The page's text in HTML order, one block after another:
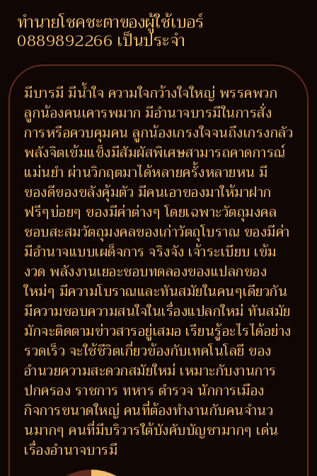
ทำนายโชคชะตาของผู้ใช้เบอร์
0889892266 เป็นประจำ
มีบารมี มีน้ำใจ ความใจกว้างใจใหญ่ พรรคพวก
ลูกน้องคนเคารพมาก มีอำนาจบารมีในการสั่ง
การหรือควบคุมคน ลูกน้องเกรงใจจนถึงเกรงกลัว
พลังจิตเข้มแข็งมีสัมผัสพิเศษสามารถคาดการณ์
แม่นยำ ผ่านวิกฤตมาได้หลายครั้งหลายหน มี
ของดีของขลังคุ้มตัว มีคนเอาของมาให้มาฝาก
ฟรีๆบ่อยๆ ของมีค่าต่างๆ โดยเฉพาะวัตถุมงคล
ชอบสะสมวัตถุมงคลของเก่าวัตถุโบราณ ของมีค่า
มีอำนาจแบบเผด็จการ จริงจัง เจ้าระเบียบ เข้ม
งวด พลังงานเยอะชอบทดลองของแปลกของ
ใหม่ๆ มีความโบราณและทันสมัยในคนๆเดียวกัน
มีความชอบความสนใจในเรื่องแปลกใหม่ ทันสมัย
มักจะติดตามข่าวสารอยู่เสมอ เรียนรู้อะไรได้อย่าง
รวดเร็ว จะใช้ชีวิตเกี่ยวข้องกับเทคโนโลยี ของ
อำนวยความสะดวกสมัยใหม่ เหมาะกับงานการ
ปกครอง ราชการ ทหาร ตำรวจ นักการเมือง
กิจการขนาดใหญ่ คนที่ต้องทำงานกับคนจำนว
นมากๆ คนที่มีบริวารใต้บังคับบัญชามากๆ เด่น
เรื่องอำนาจบารมี